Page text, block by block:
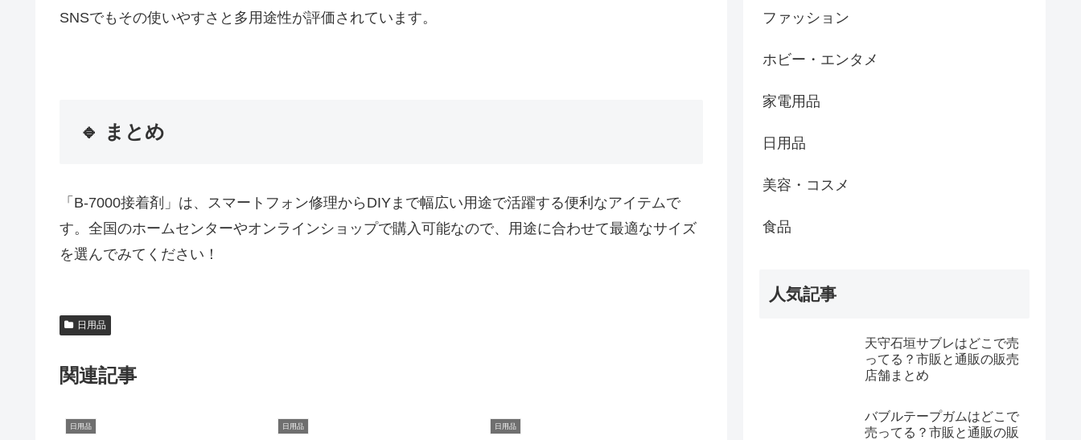
SNSでもその使いやすさと多用途性が評価されています。
🔹 まとめ
「B-7000接着剤」は、スマートフォン修理からDIYまで幅広い用途で活躍する便利なアイテムで
す。全国のホームセンターやオンラインショップで購入可能なので、用途に合わせて最適なサイズ
を選んでみてください！
日用品
関連記事
日用品 日用品 日用品
ファッション
ホビー・エンタメ
家電用品
日用品
美容・コスメ
食品
人気記事
天守石垣サブレはどこで売
ってる？市販と通販の販売
店舗まとめ
バブルテープガムはどこで
売ってる？市販と通販の販